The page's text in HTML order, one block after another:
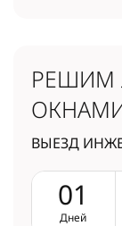
РЕШИМ
ВЫЕЗД
01
Дней